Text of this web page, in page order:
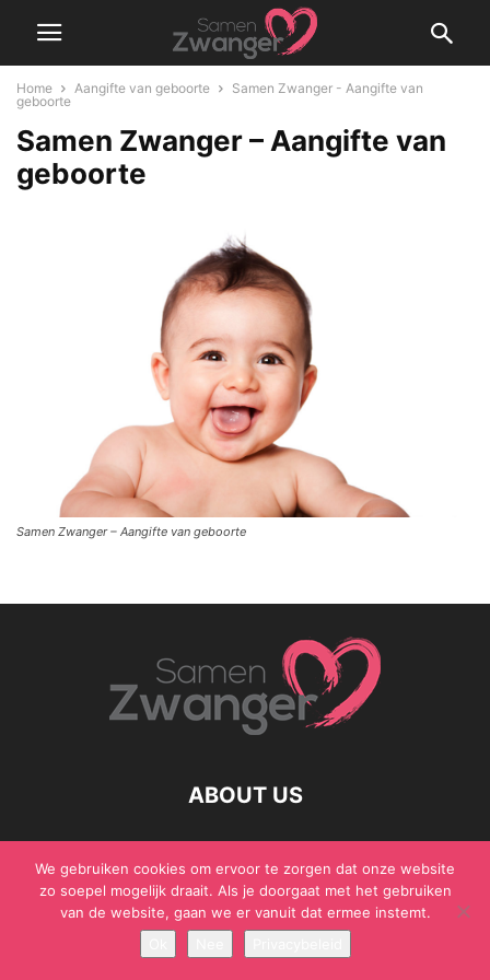
Home Aangifte van geboorte
Samen Zwanger - Aangifte van
geboorte
Samen Zwanger – Aangifte van
geboorte
Samen Zwanger – Aangifte van geboorte
ABOUT US
© Samen Zwanger - Copyright - Gericht Media 2017 - 2021
We gebruiken cookies om ervoor te zorgen dat onze website
zo soepel mogelijk draait. Als je doorgaat met het gebruiken
van de website, gaan we er vanuit dat ermee instemt.